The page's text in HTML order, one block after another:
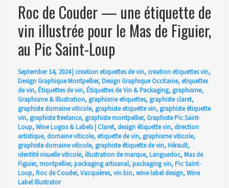
Roc de Couder — une étiquette de
vin illustrée pour le Mas de Figuier,
au Pic Saint-Loup
September 14, 2024| creation etiquettes de vin, creation etiquettes vin,
Design Graphique Montpellier,Design Graphique Occitanie, etiquettes
de vin,Étiquettes de vin,Étiquettes de Vin & Packaging, graphisme,
Graphisme & Illustration, graphisme etiquettes, graphiste claret,
graphiste domaine viticole, graphiste etiquette vin, graphiste étiquette
vin, graphiste freelance, graphiste montpellier, Graphiste Pic Saint-
Loup,Wine Logos & Labels| Claret, design étiquette vin, direction
artistique, domaine viticole, etiquette de vin, graphisme viticole,
graphiste domaine viticole, graphiste étiquette de vin,Hérault,
identité visuelle viticole,illustration de marque,Languedoc,Mas de
Figuier,montpellier,packaging artisanal,packaging vin,Pic Saint-
Loup,Roc de Couder,Vacquières,vin bio,wine label design,Wine
Label Illustrator